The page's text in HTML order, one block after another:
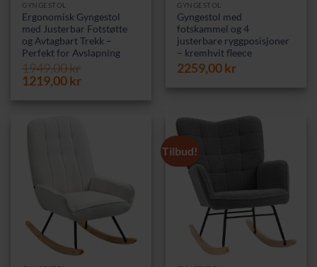
GYNGESTOL
Ergonomisk Gyngestol
med Justerbar Fotstøtte
og Avtagbart Trekk –
Perfekt for Avslapning
1949,00kr
Opprinnelig
1219,00krNåværende
GYNGESTOL
Gyngestol med
fotskammel og 4
justerbare ryggposisjoner
– kremhvit fleece
2259,00kr
Tilbud!